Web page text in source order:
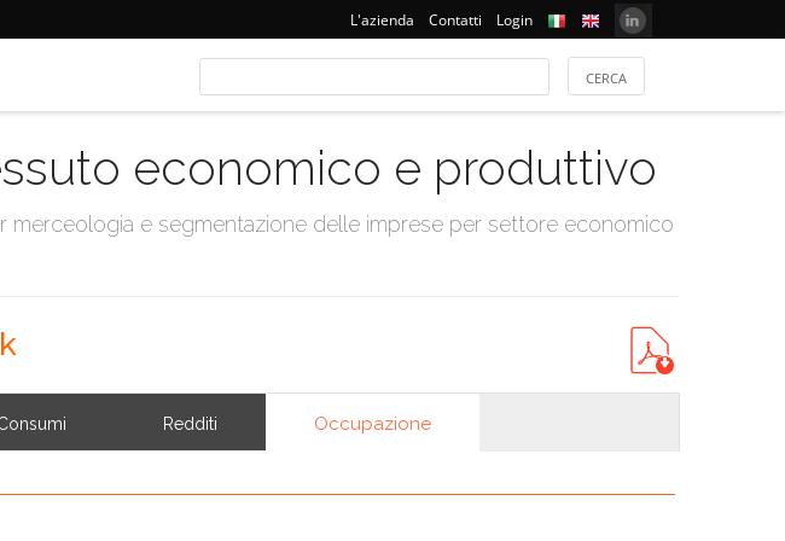
L'azienda Contatti Login
economico e produttivo
e segmentazione delle imprese per settore economico
Redditi Occupazione